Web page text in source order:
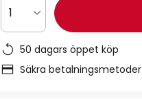
1
50 dagars öppet köp
Säkra betalningsmetoder